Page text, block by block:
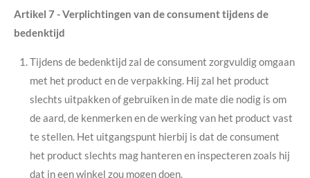
Artikel 7-Verplichtingen van de consument tijdens de
bedenktijd
Tijdens de bedenktijd zal de consument zorgvuldig omgaan
met het product en de verpakking. Hij zal het product
slechts uitpakken of gebruiken in de mate die nodig is om
de aard, de kenmerken en de werking van het product vast
te stellen. Het uitgangspunt hierbij is dat de consument
het product slechts mag hanteren en inspecteren zoals hij
dat in een winkel zou mogen doen.